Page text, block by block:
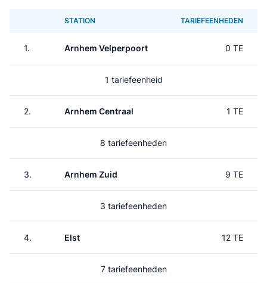
STATION TARIEFEENHEDEN
1. Arnhem Velperpoort 0 TE
1 tariefeenheid
2. Arnhem Centraal 1 TE
8 tariefeenheden
3. Arnhem Zuid 9 TE
3 tariefeenheden
4. Elst 12 TE
7 tariefeenheden